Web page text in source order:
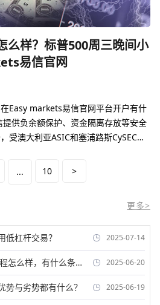
么样？标普500周三晚间小
易信官网
Easy markets易信官网平台开户有什
供负余额保护、资金隔离存放等安全
受澳大利亚ASIC和塞浦路斯CySEC严
... 10 >
更多>
低杠杆交易？ 2025-07-14
怎么样，有什么条 2025-06-20
势与劣势都有什么？ 2025-06-19